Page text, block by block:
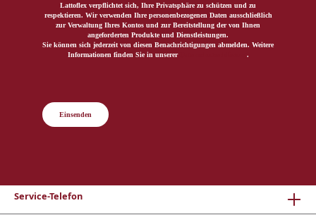
Lattoflex verpflichtet sich, Ihre Privatsphäre zu schützen und zu
respektieren. Wir verwenden Ihre personenbezogenen Daten ausschließlich
zur Verwaltung Ihres Kontos und zur Bereitstellung der von Ihnen
angeforderten Produkte und Dienstleistungen.
Sie können sich jederzeit von diesen Benachrichtigungen abmelden. Weitere
Informationen finden Sie in unserer
.
Einsenden
Service-Telefon